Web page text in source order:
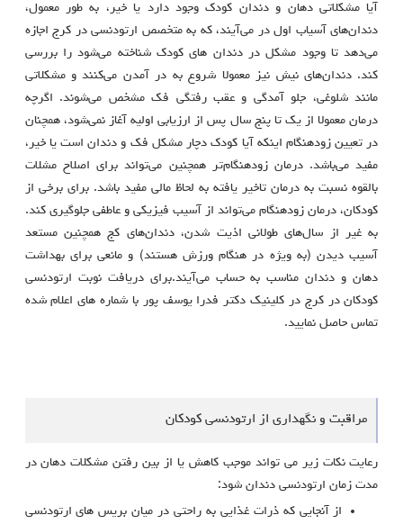
آیا مشکلاتی دهان و دندان کودک وجود دارد یا خیر، به طور معمول،
دندان‌های آسیاب اول در می‌آیند، که به متخصص ارتودنسی در کرج اجازه
می‌دهد تا وجود مشکل در دندان های کودک شناخته می‌شود را بررسی
کند. دندان‌های نیش نیز معمولا شروع به در آمدن می‌کنند و مشکلاتی
مانند شلوغی، جلو آمدگی و عقب رفتگی فک مشخص می‌شوند. اگرچه
درمان معمولا از یک تا پنج سال پس از ارزیابی اولیه آغاز نمی‌شود، همچنان
در تعیین زودهنگام اینکه آیا کودک دچار مشکل فک و دندان است یا خیر،
مفید می‌باشد. درمان زودهنگام‌تر همچنین می‌تواند برای اصلاح مشلات
بالقوه نسبت به درمان تاخیر یافته به لحاظ مالی مفید باشد. برای برخی از
کودکان، درمان زودهنگام می‌تواند از آسیب فیزیکی و عاطفی جلوگیری کند.
به غیر از سال‌های طولانی اذیت شدن، دندان‌های کج همچنین مستعد
آسیب دیدن (به ویژه در هنگام ورزش هستند) و مانعی برای بهداشت
دهان و دندان مناسب به حساب می‌آیند.برای دریافت نوبت ارتودنسی
کودکان در کرج در کلینیک دکتر فدرا یوسف پور با شماره های اعلام شده
تماس حاصل نمایید.
مراقبت و نگهداری از ارتودنسی کودکان
رعایت نکات زیر می تواند موجب کاهش یا از بین رفتن مشکلات دهان در
مدت زمان ارتودنسی دندان شود:
از آنجایی که ذرات غذایی به راحتی در میان بریس های ارتودنسی